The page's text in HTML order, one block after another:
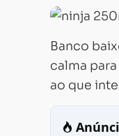
Banco
calma
ao que